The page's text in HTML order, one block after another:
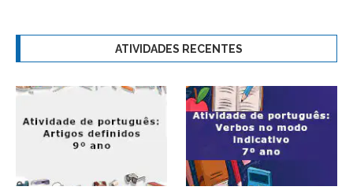
ATIVIDADES RECENTES